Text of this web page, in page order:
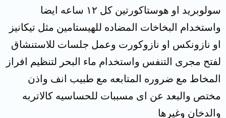
سولوبريد او هوستاكورتين كل ١٢ ساعه ايضا
واستخدام البخاخات المضاده للهيستامين مثل تيكانيز
او نازونكس او نازوكورت وعمل جلسات للاستنشاق
لفتح مجرى التنفس واستخدام ماء البحر لتنظيم افراز
المخاط مع ضروره المتابعه مع طبيب انف واذن
مختص والبعد عن اى مسببات للحساسيه كالاتربه
والدخان وغيرها